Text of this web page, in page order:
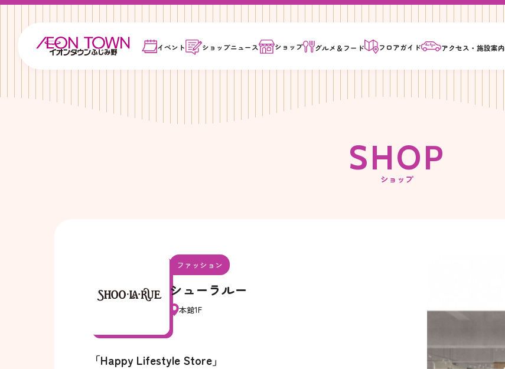
イベント ショップニュース ショップ グルメ＆ フード フロアガイド アクセス・施設案内
SHOP
ショップ
ファッション
シューラルー
本館1F
「Happy Lifestyle Store」